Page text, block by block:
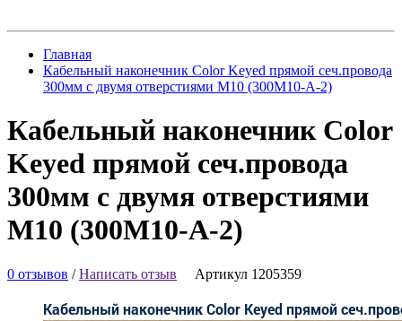
Главная
Кабельный наконечник Color Keyed прямой сеч.провода
300мм с двумя отверстиями M10 (300M10-A-2)
Кабельный наконечник Color
Keyed прямой сеч.провода
300мм с двумя отверстиями
M10 (300M10-A-2)
0 отзывов /Написать отзыв Артикул 1205359